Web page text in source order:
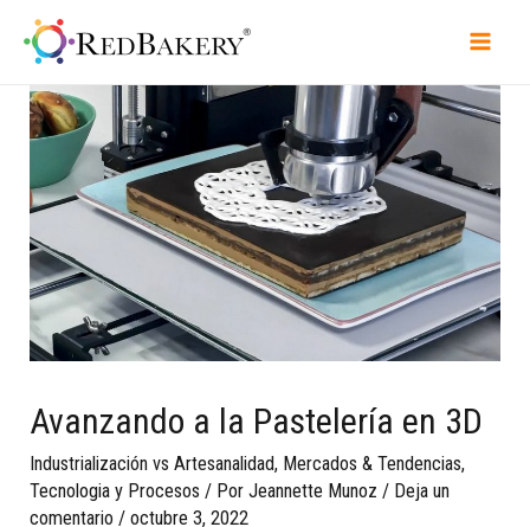
Avanzando a la Pastelería en 3D
Industrialización vs Artesanalidad, Mercados & Tendencias,
Tecnologia y Procesos / PorJeannette Munoz / Deja un
comentario /octubre 3, 2022